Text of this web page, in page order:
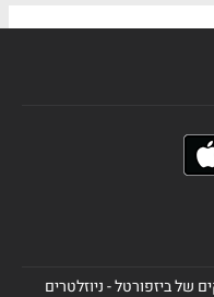
של ביזפורטל - ניוזלטרים